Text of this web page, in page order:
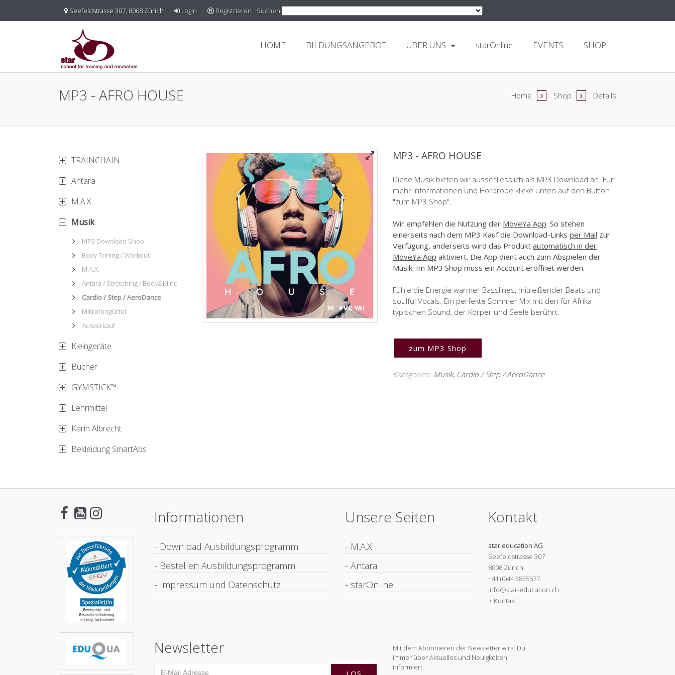
Seefeldstrasse 307, 8008 Zürich Login Registrieren Suchen
HOME BILDUNGSANGEBOT ÜBER UNS starOnline EVENTS SHOP
MP3 - AFRO HOUSE Home Shop Details
TRAINCHAIN
Antara
M.A.X.
Musik
MP3 Download Shop
Body Toning / Workout
M.A.X.
Antara / Stretching / Body&Mind
Cardio / Step / AeroDance
Mikrofongürtel
Ausverkauf
Kleingeräte
Bücher
GYMSTICK™
Lehrmittel
Karin Albrecht
Bekleidung SmartAbs
MP3 - AFRO HOUSE
Diese Musik bieten wir ausschliesslich als MP3 Download an. Für
mehr Informationen und Hörprobe klicke unten auf den Button
"zum MP3 Shop".
Wir empfehlen die Nutzung der MoveYa App. So stehen
einerseits nach dem MP3 Kauf die Download-Links per Mail zur
Verfügung, anderseits wird das Produkt automatisch in der
MoveYa App aktiviert. Die App dient auch zum Abspielen der
Musik. Im MP3 Shop muss ein Account eröffnet werden.
Fühle die Energie warmer Basslines, mitreißender Beats und
soulful Vocals. Ein perfekte Sommer Mix mit den für Afrika
typischen Sound, der Körper und Seele berührt.
zum MP3 Shop
Kategorien: Musik, Cardio / Step / AeroDance
Informationen
- Download Ausbildungsprogramm
- Bestellen Ausbildungsprogramm
- Impressum und Datenschutz
Unsere Seiten
- M.A.X.
- Antara
- starOnline
Kontakt
star education AG
Seefeldstrasse 307
8008 Zürich
+41 (0)44 3835577
info@star-education.ch
> Kontakt
Newsletter
Mit dem Abonnieren der Newsletter wirst Du
immer über Aktuelles und Neuigkeiten
informiert.